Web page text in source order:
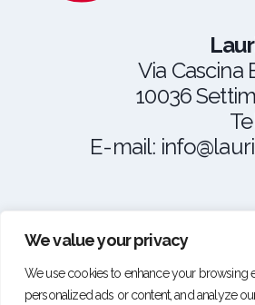
We value your privacy
We use cookies to enhance your browsing
personalized ads or content, and analyze
Via
10036
E-mail:
Copyright © 2026 Lauria Impianti - C.F.